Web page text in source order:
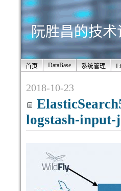
阮胜昌的技
首页 DataBase 系统管理
2018-10-23
logstash-